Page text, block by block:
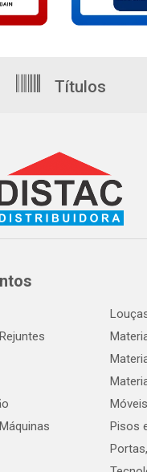
Títulos
Móveis
Pisos